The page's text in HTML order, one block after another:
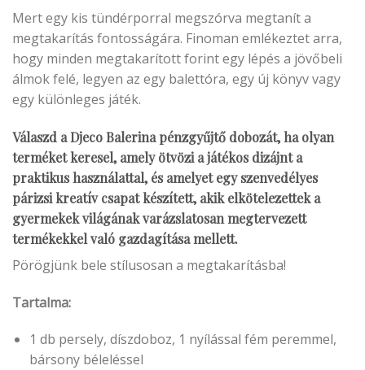
Mert egy kis tündérporral megszórva megtanít a
megtakarítás fontosságára. Finoman emlékeztet arra,
hogy minden megtakarított forint egy lépés a jövőbeli
álmok felé, legyen az egy balettóra, egy új könyv vagy
egy különleges játék.
Válaszd a Djeco Balerina pénzgyűjtő dobozát, ha olyan
terméket keresel, amely ötvözi a játékos dizájnt a
praktikus használattal, és amelyet egy szenvedélyes
párizsi kreatív csapat készített, akik elkötelezettek a
gyermekek világának varázslatosan megtervezett
termékekkel való gazdagítása mellett.
Pörögjünk bele stílusosan a megtakarításba!
Tartalma:
1 db persely, díszdoboz, 1 nyílással fém peremmel,
bársony béleléssel